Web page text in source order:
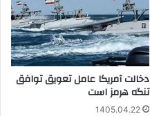
دخالت آمریکا عامل تعویق توافق
تنگه هرمز است
1405.04.22